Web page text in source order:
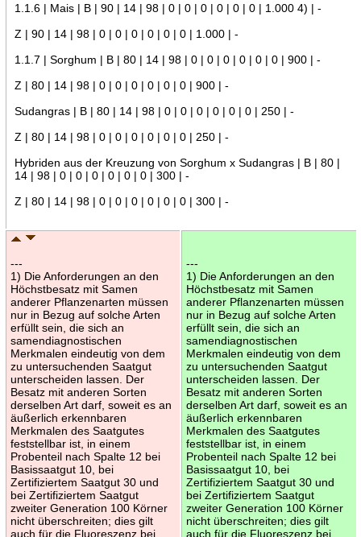
1.1.6 | Mais | B | 90 | 14 | 98 | 0 | 0 | 0 | 0 | 0 | 0 | 1.000 4) | -
Z | 90 | 14 | 98 | 0 | 0 | 0 | 0 | 0 | 0 | 1.000 | -
1.1.7 | Sorghum | B | 80 | 14 | 98 | 0 | 0 | 0 | 0 | 0 | 0 | 900 | -
Z | 80 | 14 | 98 | 0 | 0 | 0 | 0 | 0 | 0 | 900 | -
Sudangras | B | 80 | 14 | 98 | 0 | 0 | 0 | 0 | 0 | 0 | 250 | -
Z | 80 | 14 | 98 | 0 | 0 | 0 | 0 | 0 | 0 | 250 | -
Hybriden aus der Kreuzung von Sorghum x Sudangras | B | 80 |
14 | 98 | 0 | 0 | 0 | 0 | 0 | 0 | 300 | -
Z | 80 | 14 | 98 | 0 | 0 | 0 | 0 | 0 | 0 | 300 | -
---
1) Die Anforderungen an den
Höchstbesatz mit Samen
anderer Pflanzenarten müssen
nur in Bezug auf solche Arten
erfüllt sein, die sich an
samendiagnostischen
Merkmalen eindeutig von dem
zu untersuchenden Saatgut
unterscheiden lassen. Der
Besatz mit anderen Sorten
derselben Art darf, soweit es an
äußerlich erkennbaren
Merkmalen des Saatgutes
feststellbar ist, in einem
Probenteil nach Spalte 12 bei
Basissaatgut 10, bei
Zertifiziertem Saatgut 30 und
bei Zertifiziertem Saatgut
zweiter Generation 100 Körner
nicht überschreiten; dies gilt
auch für die Fluoreszenz bei
---
1) Die Anforderungen an den
Höchstbesatz mit Samen
anderer Pflanzenarten müssen
nur in Bezug auf solche Arten
erfüllt sein, die sich an
samendiagnostischen
Merkmalen eindeutig von dem
zu untersuchenden Saatgut
unterscheiden lassen. Der
Besatz mit anderen Sorten
derselben Art darf, soweit es an
äußerlich erkennbaren
Merkmalen des Saatgutes
feststellbar ist, in einem
Probenteil nach Spalte 12 bei
Basissaatgut 10, bei
Zertifiziertem Saatgut 30 und
bei Zertifiziertem Saatgut
zweiter Generation 100 Körner
nicht überschreiten; dies gilt
auch für die Fluoreszenz bei